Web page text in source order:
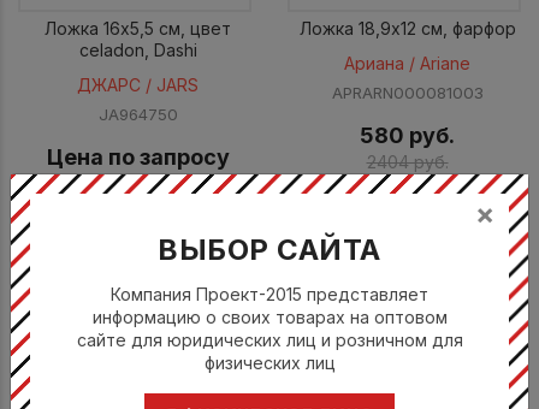
Ложка 16x5,5 см, цвет
celadon, Dashi
ДЖАРС / JARS
JA964750
Цена по запросу
Ложка 18,9x12 см, фарфор
Ариана / Ariane
APRARN000081003
580 руб.
2404 руб.
На складе: 12 шт.
×
ВЫБОР САЙТА
Компания Проект-2015 представляет
информацию о своих товарах на оптовом
сайте для юридических лиц и розничном для
физических лиц